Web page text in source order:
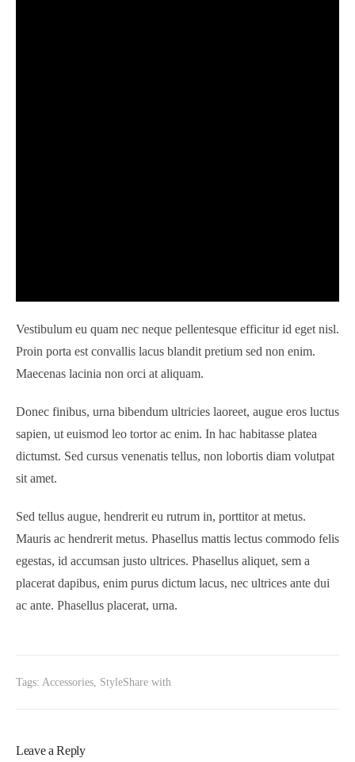
Vestibulum eu quam nec neque pellentesque efficitur id eget nisl.
Proin porta est convallis lacus blandit pretium sed non enim.
Maecenas lacinia non orci at aliquam.
Donec finibus, urna bibendum ultricies laoreet, augue eros luctus
sapien, ut euismod leo tortor ac enim. In hac habitasse platea
dictumst. Sed cursus venenatis tellus, non lobortis diam volutpat
sit amet.
Sed tellus augue, hendrerit eu rutrum in, porttitor at metus.
Mauris ac hendrerit metus. Phasellus mattis lectus commodo felis
egestas, id accumsan justo ultrices. Phasellus aliquet, sem a
placerat dapibus, enim purus dictum lacus, nec ultrices ante dui
ac ante. Phasellus placerat, urna.
Tags: Accessories StyleShare with
Leave a Reply